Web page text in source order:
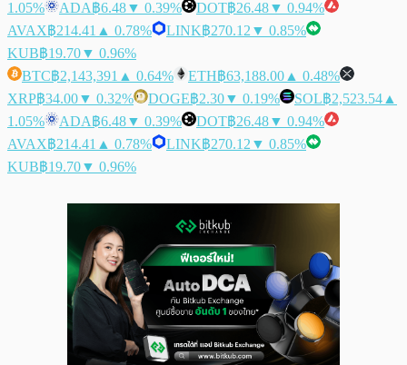
1.05%
ADA฿6.48▼ 0.39% DOT฿26.48▼ 0.94%
AVAX฿214.41 ▲ 0.78% LINK฿270.12 ▼ 0.85%
KUB฿19.70▼ 0.96%
BTC฿2,143,391 ▲ 0.64% ETH฿63,188.00 ▲ 0.48%
XRP฿34.00▼ 0.32% DOGE฿2.30▼ 0.19% SOL฿2,523.54 ▲
1.05%
ADA฿6.48▼ 0.39% DOT฿26.48▼ 0.94%
AVAX฿214.41 ▲ 0.78% LINK฿270.12 ▼ 0.85%
KUB฿19.70▼ 0.96%